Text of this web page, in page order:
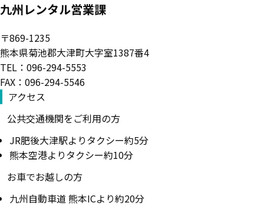
九州レンタル営業課
〒869-1235
熊本県菊池郡大津町大字室1387番4
TEL：096-294-5553
FAX：096-294-5546
アクセス
公共交通機関をご利用の方
JR肥後大津駅よりタクシー約5分
熊本空港よりタクシー約10分
お車でお越しの方
九州自動車道 熊本ICより約20分